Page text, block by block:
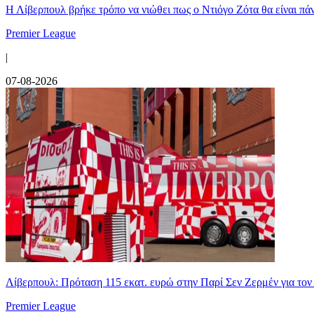
Η Λίβερπουλ βρήκε τρόπο να νιώθει πως ο Ντιόγο Ζότα θα είναι
Premier League
|
07-08-2026
Λίβερπουλ: Πρόταση 115 εκατ. ευρώ στην Παρί Σεν Ζερμέν για
Premier League